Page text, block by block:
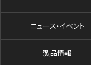
ニュース・イベント
製品情報